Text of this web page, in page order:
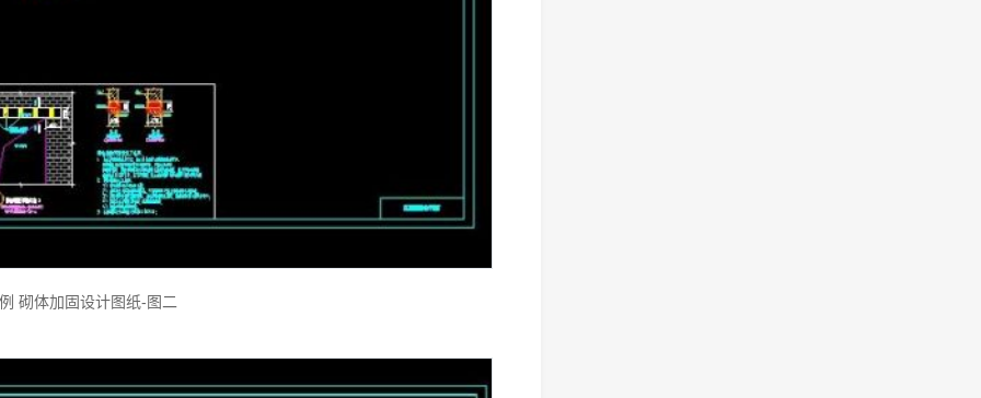
砌体加固设计图纸-图二